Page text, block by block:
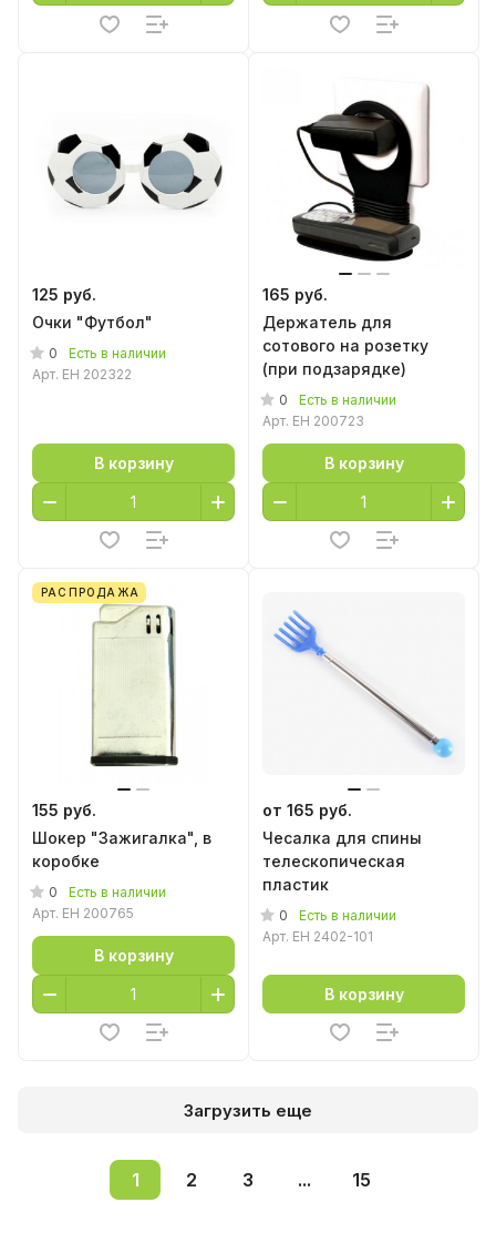
125 руб.
Очки "Футбол"
0
Есть в наличии
Арт. EH 202322
В корзину
165 руб.
Держатель для
сотового на розетку
(при подзарядке)
0
Есть в наличии
Арт. EH 200723
В корзину
РАСПРОДАЖА
155 руб.
Шокер "Зажигалка", в
коробке
0
Есть в наличии
Арт. EH 200765
В корзину
от 165 руб.
Чесалка для спины
телескопическая
пластик
0
Есть в наличии
Арт. EH 2402-101
В корзину
Загрузить еще
1 2 3 ... 15